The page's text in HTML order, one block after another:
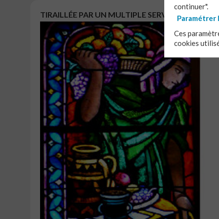
TIRAILLÉE PAR UN MULTIPLE SERVICE
continuer".
Paramétrer
Ces
cookies